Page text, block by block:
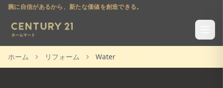
腕に自信があるから、新たな価値を創造できる。
ホーム リフォーム Water